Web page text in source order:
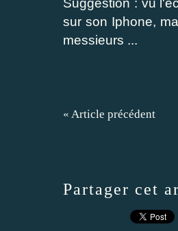
Suggestion : vu
sur son Iphone,
messieurs ...
« Article précédent
Partager cet